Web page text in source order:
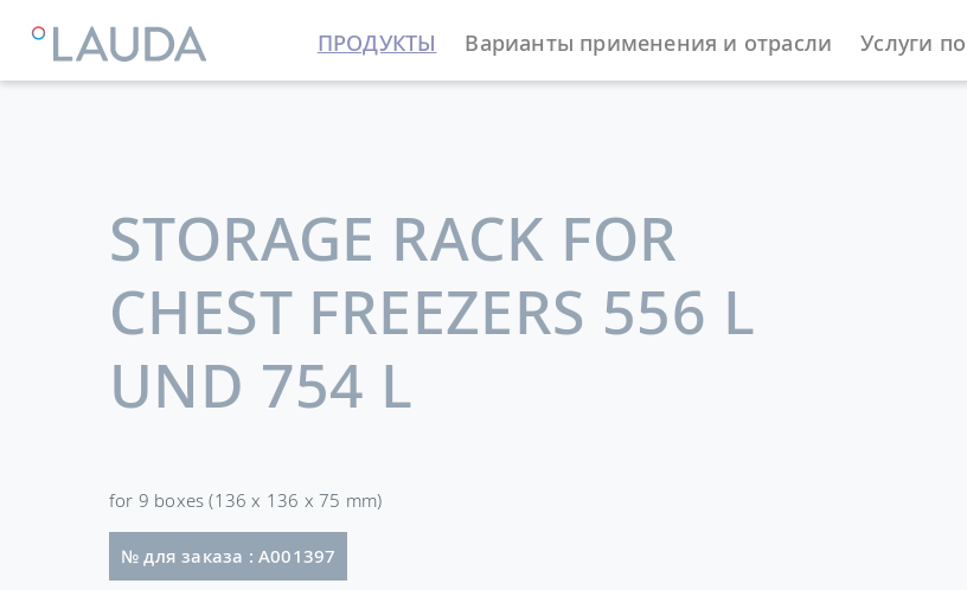
ПРОДУКТЫ Варианты применения и отрасли Услуги
LAUDA Термостатирующие устройства Принадлежности
STORAGE RACK FOR
CHEST FREEZERS 556 L
UND 754 L
for 9 boxes (136 x 136 x 75 mm)
№ для заказа : A001397